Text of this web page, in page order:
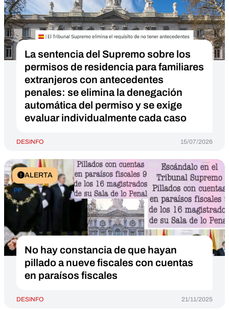
La sentencia del Supremo sobre los
permisos de residencia para familiares
extranjeros con antecedentes
penales: se elimina la denegación
automática del permiso y se exige
evaluar individualmente cada caso
DESINFO 15/07/2026
ALERTA
No hay constancia de que hayan
pillado a nueve fiscales con cuentas
en paraísos fiscales
DESINFO 21/11/2025